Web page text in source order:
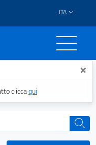
ITA
×
cliccaqui
cerca